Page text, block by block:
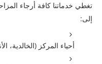
تغطي خدماتنا كافة أرجاء
إلى:
أحياء المركز (الخالدية،